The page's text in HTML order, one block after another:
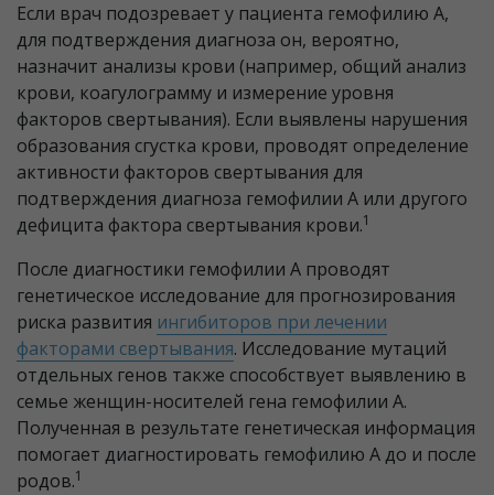
Если врач подозревает у пациента гемофилию А,
для подтверждения диагноза он, вероятно,
назначит анализы крови (например, общий анализ
крови, коагулограмму и измерение уровня
факторов свертывания). Если выявлены нарушения
образования сгустка крови, проводят определение
активности факторов свертывания для
подтверждения диагноза гемофилии А или другого
дефицита фактора свертывания крови.1
После диагностики гемофилии А проводят
генетическое исследование для прогнозирования
риска развития ингибиторов при лечении
факторами свертывания. Исследование мутаций
отдельных генов также способствует выявлению в
семье женщин-носителей гена гемофилии А.
Полученная в результате генетическая информация
помогает диагностировать гемофилию А до и после
родов.1